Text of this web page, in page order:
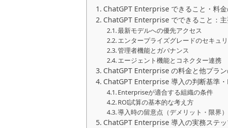
ChatGPT Enterprise できること・料
ChatGPT Enterprise でできること：
最新モデルへの優先アクセス
エンタープライズグレードのセキュ
管理者機能とガバナンス
エージェント機能とコネクター連携
ChatGPT Enterprise の料金と他プラ
ChatGPT Enterprise 導入の判断基準
Enterpriseが適合する組織の条件
ROI試算の基本的な考え方
導入時の留意点（デメリット・限界）
ChatGPT Enterprise 導入の実務ステ